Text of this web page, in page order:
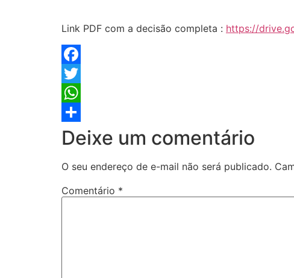
Link PDF com a decisão completa : https://
Facebook
Twitter
WhatsApp
Share
Deixe um comentário
O seu endereço de e-mail não será publicado.
Comentário *